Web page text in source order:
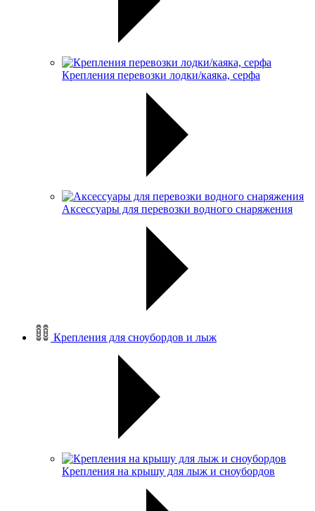
Крепления перевозки лодки/каяка, серфа
Аксессуары для перевозки водного снаряжения
Крепления для сноубордов и лыж
Крепления на крышу для лыж и сноубордов